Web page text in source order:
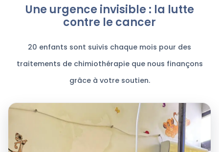
Une urgence invisible : la lutte
contre le cancer
20 enfants sont suivis chaque mois pour des
traitements de chimiothérapie que nous finançons
grâce à votre soutien.